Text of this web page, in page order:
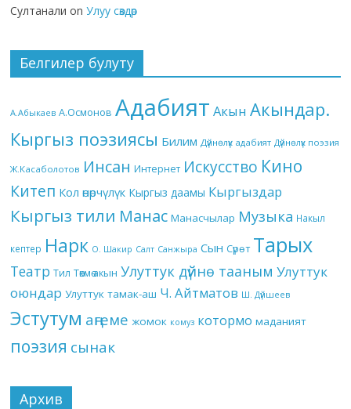
Султанали onУлуу сөздөр
Белгилер булуту
А.Абыкаев А.Осмонов Адабият Акын Акындар.
Кыргыз поэзиясы Билим Дүйнөлүк адабият Дүйнөлүк поэзия
Ж.Касаболотов Инсан Интернет Искусство Кино
Китеп Кол өнөрчүлүк Кыргыз даамы Кыргыздар
Кыргыз тили Манас Манасчылар Музыка Накыл
кептер Нарк О. Шакир Салт Санжыра Сын Сүрөт Тарых
Театр Тил Төкмө акын Улуттук дүйнө тааным Улуттук
оюндар Улуттук тамак-аш Ч. Айтматов Ш. Дүйшеев
Эстутум аңгеме жомок комуз котормо маданият
поэзия сынак
Архив